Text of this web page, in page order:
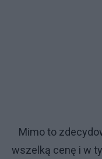
Mimo to
wszelką cenę i w